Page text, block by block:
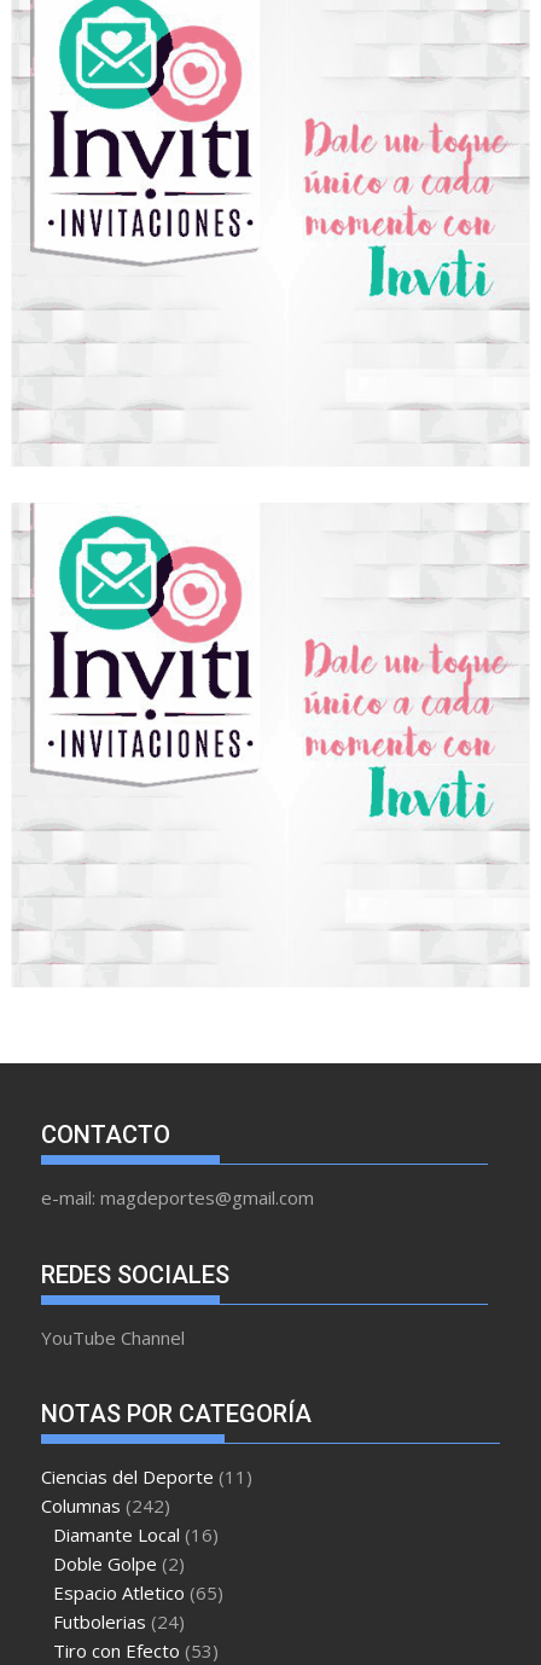
CONTACTO
e-mail: magdeportes@gmail.com
REDES SOCIALES
YouTube Channel
NOTAS POR CATEGORÍA
Ciencias del Deporte (11)
Columnas (242)
Diamante Local (16)
Doble Golpe (2)
Espacio Atletico (65)
Futbolerias (24)
Tiro con Efecto (53)